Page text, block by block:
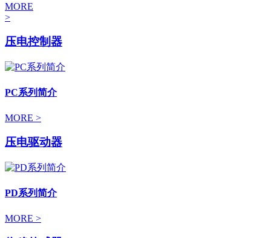
MORE
>
压电控制器
PC系列简介
MORE >
压电驱动器
PD系列简介
MORE >